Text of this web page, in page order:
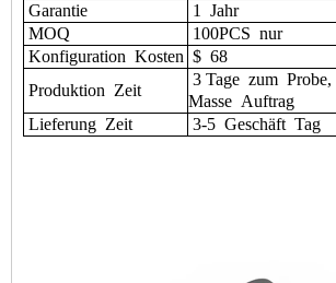
Garantie 1
Jahr
MOQ
100PCS nur
Konfiguration Kosten $ 68
Produktion Zeit
3 Tage zum Probe,
Masse Auftrag
Lieferung Zeit 3-5 Geschäft Tag